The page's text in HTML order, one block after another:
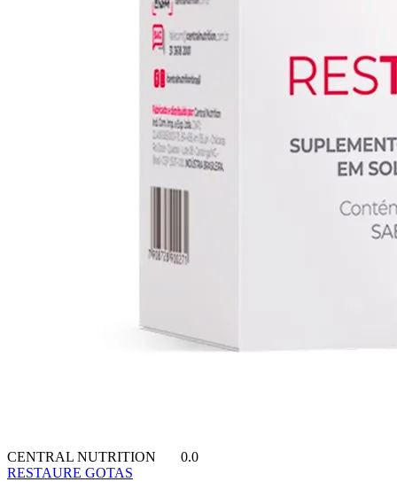
CENTRAL NUTRITION
0.0
RESTAURE GOTAS